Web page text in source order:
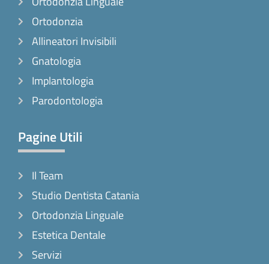
o
k
-
f
r
a
m
Ortodonzia
Allineatori Invisibili
Gnatologia
Implantologia
Parodontologia
Pagine Utili
Il Team
Studio Dentista Catania
Ortodonzia Linguale
Estetica Dentale
Servizi